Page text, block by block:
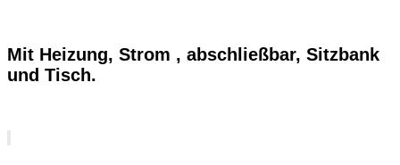
Mit Heizung, Strom , abschließbar, Sitzbank
und Tisch.